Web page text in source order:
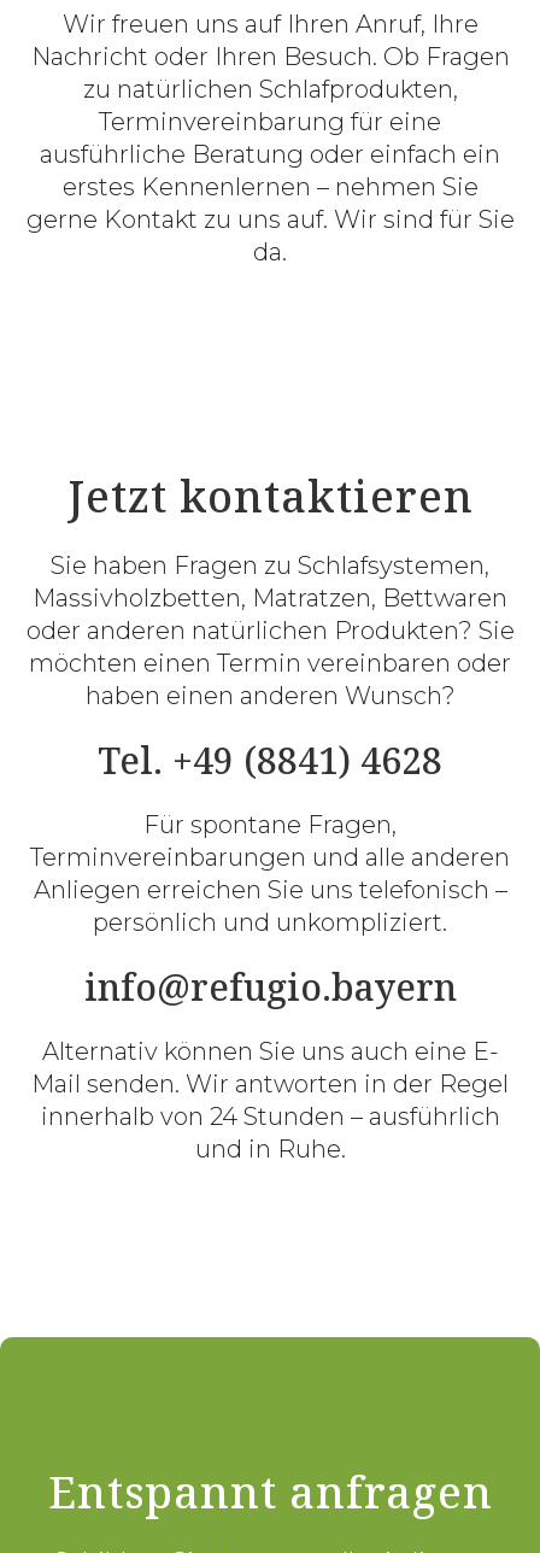
Wir freuen uns auf Ihren Anruf, Ihre
Nachricht oder Ihren Besuch. Ob Fragen
zu natürlichen Schlafprodukten,
Terminvereinbarung für eine
ausführliche Beratung oder einfach ein
erstes Kennenlernen – nehmen Sie
gerne Kontakt zu uns auf. Wir sind für Sie
da.
Jetzt kontaktieren
Sie haben Fragen zu Schlafsystemen,
Massivholzbetten, Matratzen, Bettwaren
oder anderen natürlichen Produkten? Sie
möchten einen Termin vereinbaren oder
haben einen anderen Wunsch?
Tel. +49 (8841) 4628
Für spontane Fragen,
Terminvereinbarungen und alle anderen
Anliegen erreichen Sie uns telefonisch –
persönlich und unkompliziert.
info@refugio.bayern
Alternativ können Sie uns auch eine E-
Mail senden. Wir antworten in der Regel
innerhalb von 24 Stunden – ausführlich
und in Ruhe.
Entspannt anfragen